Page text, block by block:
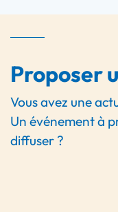
Proposer
Vous avez une
Un événement à
diffuser ?